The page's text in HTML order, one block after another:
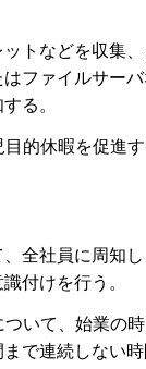
トなどを収集
ファイルサー
る。
的休暇を促進す
全社員に周知
付けを行う。
いて、始業の
で連続しない